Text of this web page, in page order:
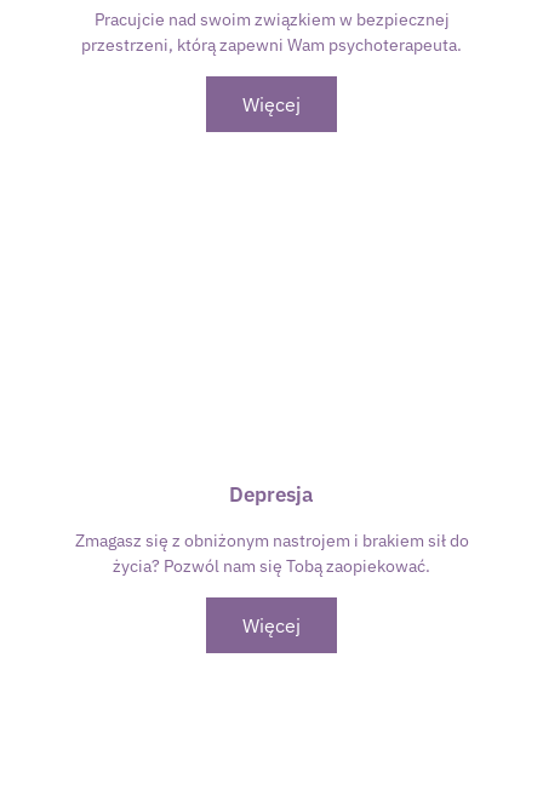
Pracujcie nad swoim związkiem w bezpiecznej
przestrzeni, którą zapewni Wam psychoterapeuta.
Więcej
Depresja
Zmagasz się z obniżonym nastrojem i brakiem sił do
życia? Pozwól nam się Tobą zaopiekować.
Więcej